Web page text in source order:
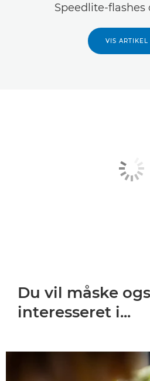
Speedlite-flashes
VIS ARTIKEL
Du vil måske
interesseret i...